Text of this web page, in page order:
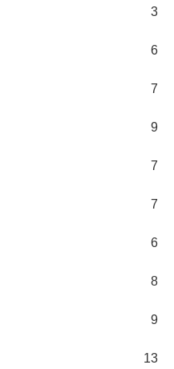
3
6
7
9
7
7
6
8
9
13